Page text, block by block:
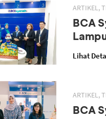
ARTIKEL,
BCA
Lihat
ARTIKEL,
BCA